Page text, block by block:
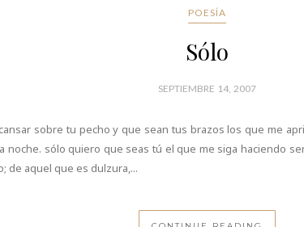
POESÍA
Sólo
SEPTIEMBRE 14, 2007
sobre tu pecho y que sean tus brazos los que me
noche. sólo quiero que seas tú el que me siga haciendo
de aquel que es dulzura,...